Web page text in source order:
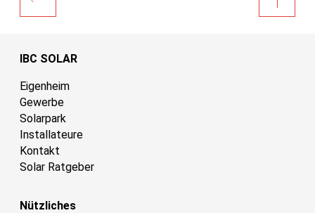
IBC SOLAR
Eigenheim
Gewerbe
Solarpark
Installateure
Kontakt
Solar Ratgeber
Nützliches